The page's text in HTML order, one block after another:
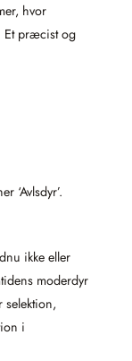
hvor
Et præcist og
‘Avlsdyr’.
ikke eller
moderdyr
i